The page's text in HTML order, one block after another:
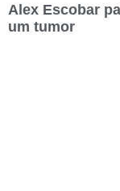
Alex Escobar
um tumor